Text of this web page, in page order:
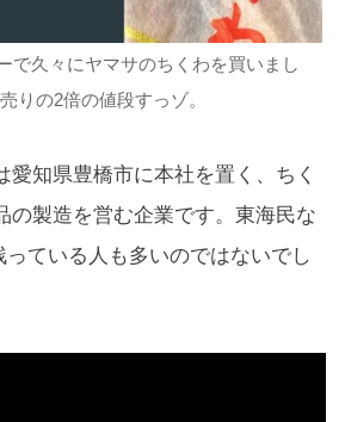
で久々にヤマサのちくわを買いまし
りの2倍の値段すっゾ。
愛知県豊橋市に本社を置く、ちく
の製造を営む企業です。東海民な
っている人も多いのではないでし